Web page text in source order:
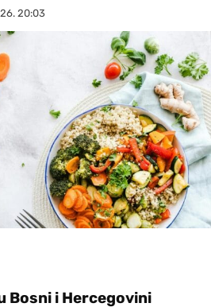
20:03
Bosni i Hercegovini